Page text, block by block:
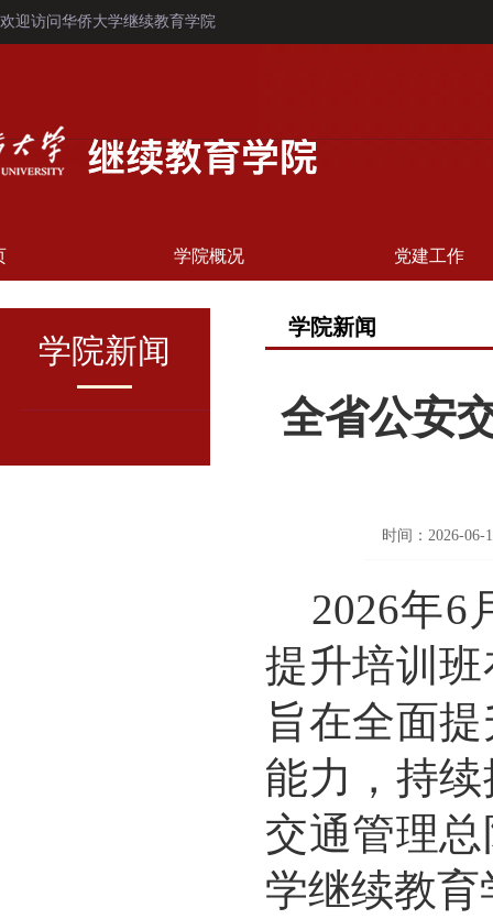
欢迎访问华侨大学继续教育学院
学院概况 党建工作
学院新闻
学院新闻
全省公安
时间：2026-06-
2026年6
提升培训
旨在全面
能力，持
交通管理
学继续教